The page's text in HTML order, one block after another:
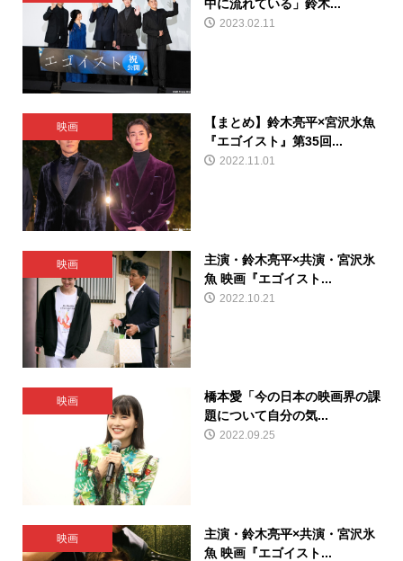
中に流れている」鈴木...
2023.02.11
映画
【まとめ】鈴木亮平×宮沢氷魚
『エゴイスト』第35回...
2022.11.01
映画
主演・鈴木亮平×共演・宮沢氷
魚 映画『エゴイスト...
2022.10.21
映画
橋本愛「今の日本の映画界の課
題について自分の気...
2022.09.25
映画
主演・鈴木亮平×共演・宮沢氷
魚 映画『エゴイスト...